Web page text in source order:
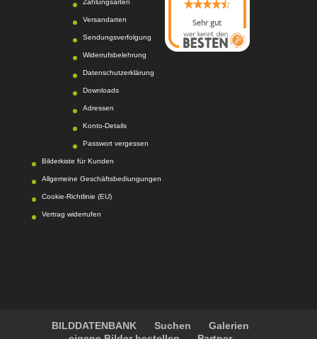
Zahlungsarten
Versandarten
Sendungsverfolgung
Widerrufsbelehrung
Datenschutzerklärung
Downloads
Adressen
Konto-Details
Passwort vergessen
Bilderkiste für Kunden
Allgemeine Geschäftsbediungungen
Cookie-Richtlinie (EU)
Vertrag widerrufen
Sehr gut
08/2026
Photo-Proßwitzhat
BILDDATENBANK Suchen
Galerien